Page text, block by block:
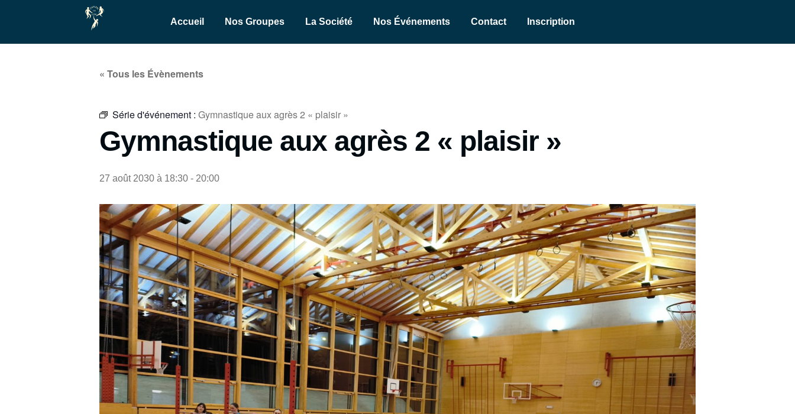
Accueil Nos Groupes La Société Nos Événements Contact Inscription
« Tous les Évènements
Série d'événement : Gymnastique aux agrès 2 « plaisir »
Gymnastique aux agrès 2 « plaisir »
27 août 2030 à 18:30 - 20:00